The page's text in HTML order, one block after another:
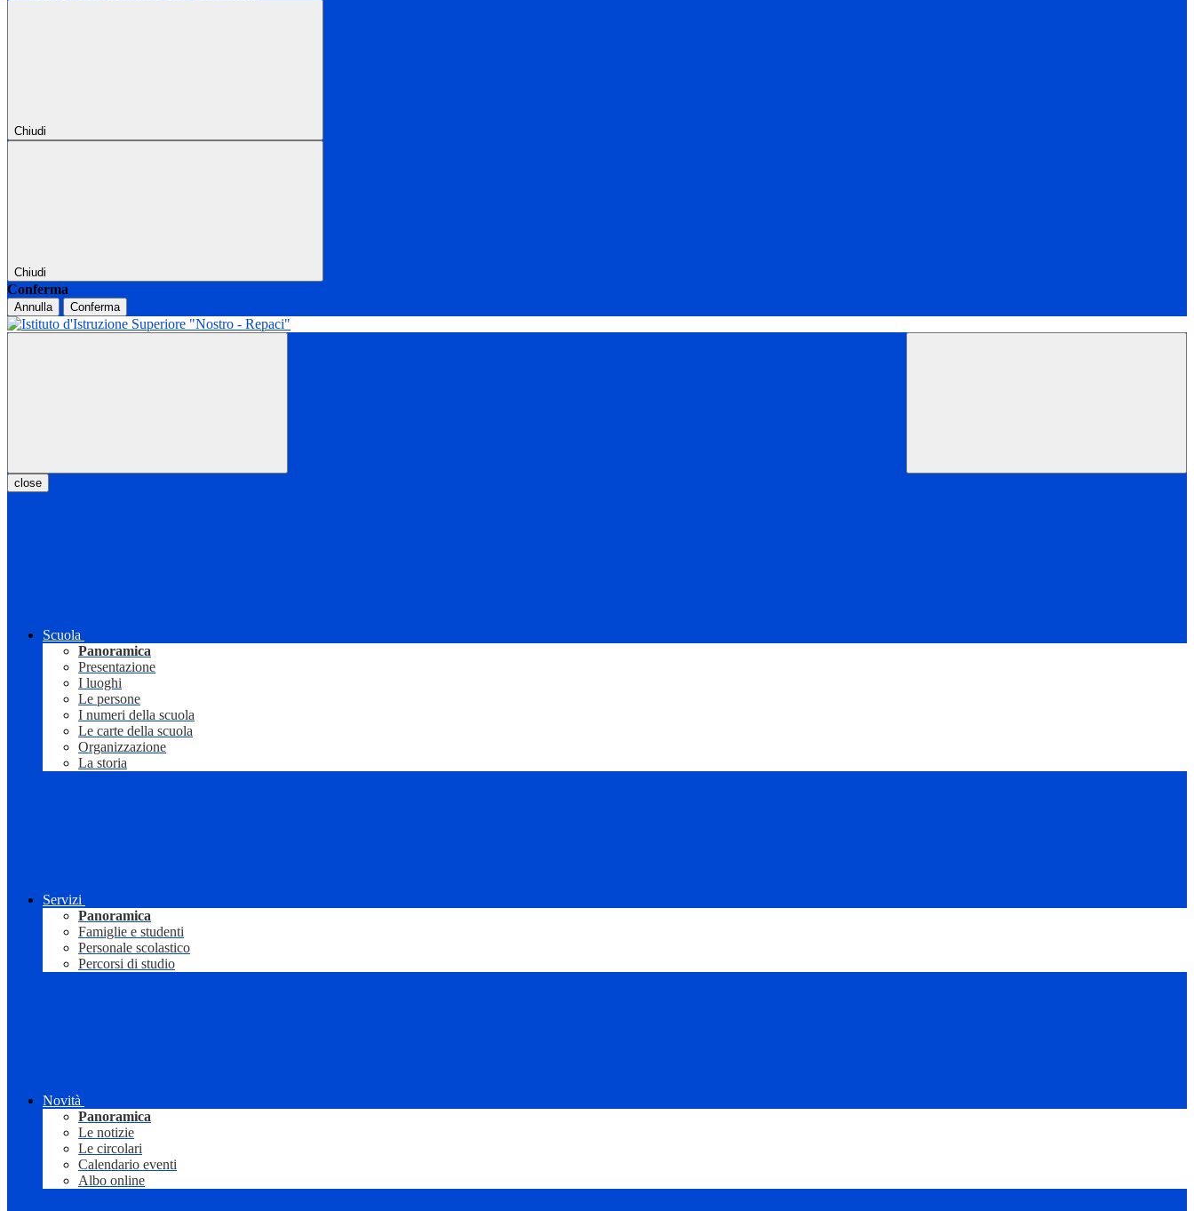
Chiudi
Chiudi
Conferma
Annulla Conferma
close
Scuola
Panoramica
Presentazione
I luoghi
Le persone
I numeri della scuola
Le carte della scuola
Organizzazione
La storia
Servizi
Panoramica
Famiglie e studenti
Personale scolastico
Percorsi di studio
Novità
Panoramica
Le notizie
Le circolari
Calendario eventi
Albo online